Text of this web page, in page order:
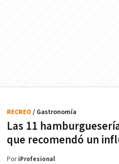
Las 11
que recomendó un
RECREO / Gastronomía
PoriProfesional